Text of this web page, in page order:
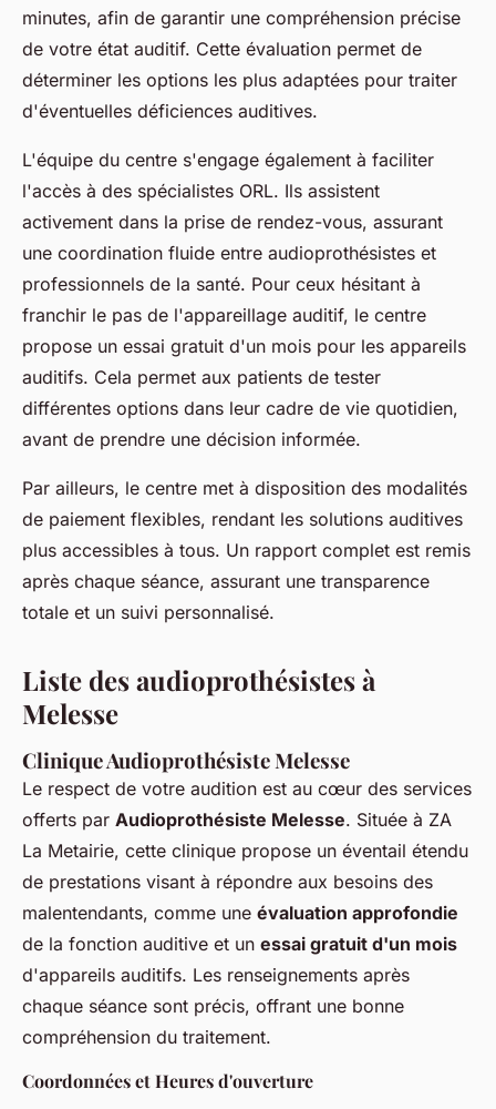
minutes, afin de garantir une compréhension précise
de votre état auditif. Cette évaluation permet de
déterminer les options les plus adaptées pour traiter
d'éventuelles déficiences auditives.
L'équipe du centre s'engage également à faciliter
l'accès à des spécialistes ORL. Ils assistent
activement dans la prise de rendez-vous, assurant
une coordination fluide entre audioprothésistes et
professionnels de la santé. Pour ceux hésitant à
franchir le pas de l'appareillage auditif, le centre
propose un essai gratuit d'un mois pour les appareils
auditifs. Cela permet aux patients de tester
différentes options dans leur cadre de vie quotidien,
avant de prendre une décision informée.
Par ailleurs, le centre met à disposition des modalités
de paiement flexibles, rendant les solutions auditives
plus accessibles à tous. Un rapport complet est remis
après chaque séance, assurant une transparence
totale et un suivi personnalisé.
Liste des audioprothésistes à
Melesse
Clinique Audioprothésiste Melesse
Le respect de votre audition est au cœur des services
offerts par Audioprothésiste Melesse. Située à ZA
La Metairie, cette clinique propose un éventail étendu
de prestations visant à répondre aux besoins des
malentendants, comme une évaluation approfondie
de la fonction auditive et un essai gratuit d'un mois
d'appareils auditifs. Les renseignements après
chaque séance sont précis, offrant une bonne
compréhension du traitement.
Coordonnées et Heures d'ouverture